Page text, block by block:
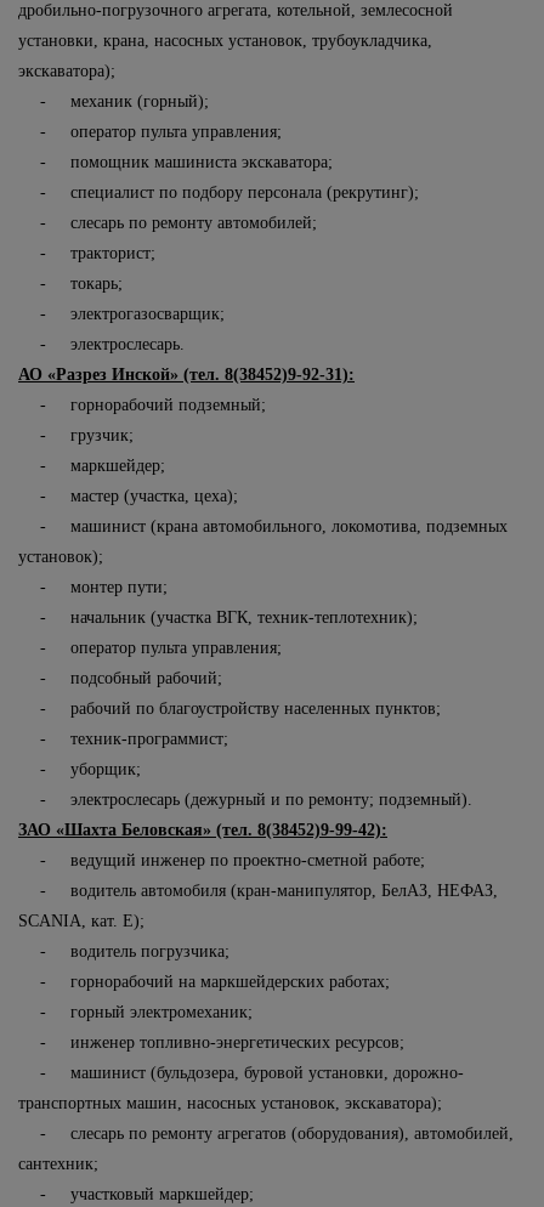
дробильно-погрузочного агрегата, котельной, землесосной
установки, крана, насосных установок, трубоукладчика,
экскаватора);
- механик (горный);
- оператор пульта управления;
- помощник машиниста экскаватора;
- специалист по подбору персонала (рекрутинг);
- слесарь по ремонту автомобилей;
- тракторист;
- токарь;
- электрогазосварщик;
- электрослесарь.
АО «Разрез Инской» (тел. 8(38452)9-92-31):
- горнорабочий подземный;
- грузчик;
- маркшейдер;
- мастер (участка, цеха);
- машинист (крана автомобильного, локомотива, подземных
установок);
- монтер пути;
- начальник (участка ВГК, техник-теплотехник);
- оператор пульта управления;
- подсобный рабочий;
- рабочий по благоустройству населенных пунктов;
- техник-программист;
- уборщик;
- электрослесарь (дежурный и по ремонту; подземный).
ЗАО «Шахта Беловская» (тел. 8(38452)9-99-42):
- ведущий инженер по проектно-сметной работе;
- водитель автомобиля (кран-манипулятор, БелАЗ, НЕФАЗ,
SCANIA, кат. Е);
- водитель погрузчика;
- горнорабочий на маркшейдерских работах;
- горный электромеханик;
- инженер топливно-энергетических ресурсов;
- машинист (бульдозера, буровой установки, дорожно-
транспортных машин, насосных установок, экскаватора);
- слесарь по ремонту агрегатов (оборудования), автомобилей,
сантехник;
- участковый маркшейдер;